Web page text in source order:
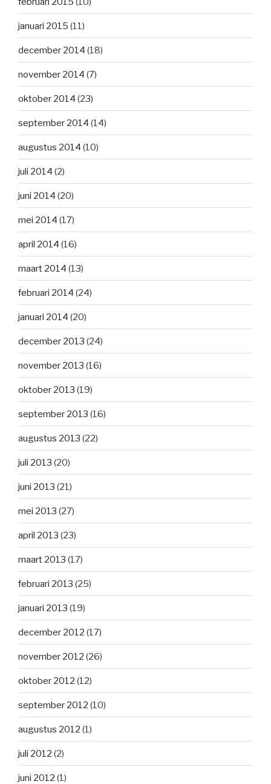
januari 2015 (11)
december 2014 (18)
november 2014 (7)
oktober 2014 (23)
september 2014 (14)
augustus 2014 (10)
juli 2014 (2)
juni 2014 (20)
mei 2014 (17)
april 2014 (16)
maart 2014 (13)
februari 2014 (24)
januari 2014 (20)
december 2013 (24)
november 2013 (16)
oktober 2013 (19)
september 2013 (16)
augustus 2013 (22)
juli 2013 (20)
juni 2013 (21)
mei 2013 (27)
april 2013 (23)
maart 2013 (17)
februari 2013 (25)
januari 2013 (19)
december 2012 (17)
november 2012 (26)
oktober 2012 (12)
september 2012 (10)
augustus 2012 (1)
juli 2012 (2)
juni 2012 (1)